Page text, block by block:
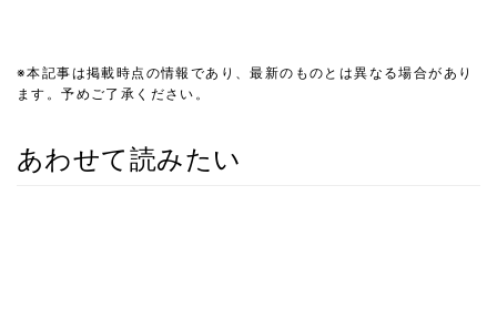
※本記事は掲載時点の情報であり、最新のものとは異なる場合があり
ます。予めご了承ください。
あわせて読みたい